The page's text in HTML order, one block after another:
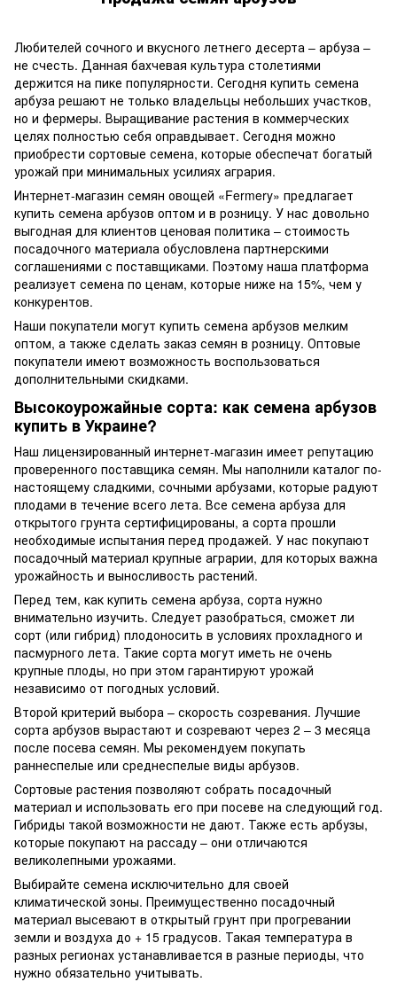
Любителей сочного и вкусного летнего десерта – арбуза –
не счесть. Данная бахчевая культура столетиями
держится на пике популярности. Сегодня купить семена
арбуза решают не только владельцы небольших участков,
но и фермеры. Выращивание растения в коммерческих
целях полностью себя оправдывает. Сегодня можно
приобрести сортовые семена, которые обеспечат богатый
урожай при минимальных усилиях агрария.
Интернет-магазин семян овощей «Fermery» предлагает
купить семена арбузов оптом и в розницу. У нас довольно
выгодная для клиентов ценовая политика – стоимость
посадочного материала обусловлена партнерскими
соглашениями с поставщиками. Поэтому наша платформа
реализует семена по ценам, которые ниже на 15%, чем у
конкурентов.
Наши покупатели могут купить семена арбузов мелким
оптом, а также сделать заказ семян в розницу. Оптовые
покупатели имеют возможность воспользоваться
дополнительными скидками.
Высокоурожайные сорта: как семена арбузов
купить в Украине?
Наш лицензированный интернет-магазин имеет репутацию
проверенного поставщика семян. Мы наполнили каталог по-
настоящему сладкими, сочными арбузами, которые радуют
плодами в течение всего лета. Все семена арбуза для
открытого грунта сертифицированы, а сорта прошли
необходимые испытания перед продажей. У нас покупают
посадочный материал крупные аграрии, для которых важна
урожайность и выносливость растений.
Перед тем, как купить семена арбуза, сорта нужно
внимательно изучить. Следует разобраться, сможет ли
сорт (или гибрид) плодоносить в условиях прохладного и
пасмурного лета. Такие сорта могут иметь не очень
крупные плоды, но при этом гарантируют урожай
независимо от погодных условий.
Второй критерий выбора – скорость созревания. Лучшие
сорта арбузов вырастают и созревают через 2 – 3 месяца
после посева семян. Мы рекомендуем покупать
раннеспелые или среднеспелые виды арбузов.
Сортовые растения позволяют собрать посадочный
материал и использовать его при посеве на следующий год.
Гибриды такой возможности не дают. Также есть арбузы,
которые покупают на рассаду – они отличаются
великолепными урожаями.
Выбирайте семена исключительно для своей
климатической зоны. Преимущественно посадочный
материал высевают в открытый грунт при прогревании
земли и воздуха до + 15 градусов. Такая температура в
разных регионах устанавливается в разные периоды, что
нужно обязательно учитывать.